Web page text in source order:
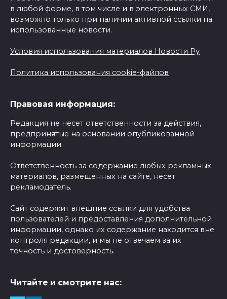
в любой форме, в том числе и в электронных СМИ,
возможно только при наличии активной ссылки на
использованные новости.
Условия использования материалов Новости Ру
Политика использования cookie-файлов
Правовая информация:
Редакция не несет ответственности за действия,
предпринятые на основании опубликованной
информации.
Ответственность за содержание любых рекламных
материалов, размещенных на сайте, несет
рекламодатель.
Сайт содержит внешние ссылки для удобства
пользователей и предоставления дополнительной
информации, однако их содержание находится вне
контроля редакции, и мы не отвечаем за их
точность и достоверность.
Читайте и смотрите нас: